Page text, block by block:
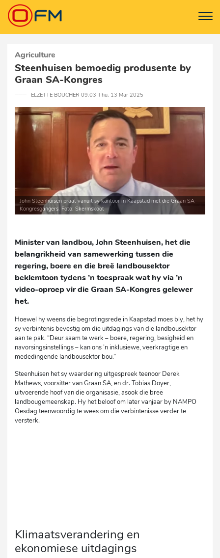
Agriculture
Steenhuisen bemoedig produsente by
Graan SA-Kongres
─── ELZETTE BOUCHER 09:03 Thu, 13 Mar 2025
John Steenhuisen praat vanuit sy kantoor in Kaapstad met die Graan SA-
Kongresgangers. Foto: Skermskoot
Minister van landbou, John Steenhuisen, het die
belangrikheid van samewerking tussen die
regering, boere en die breë landbousektor
beklemtoon tydens ’n toespraak wat hy via ’n
video-oproep vir die Graan SA-Kongres gelewer
het.
Hoewel hy weens die begrotingsrede in Kaapstad moes bly, het hy
sy verbintenis bevestig om die uitdagings van die landbousektor
aan te pak. “Deur saam te werk – boere, regering, besigheid en
navorsingsinstellings – kan ons ’n inklusiewe, veerkragtige en
mededingende landbousektor bou.”
Steenhuisen het sy waardering uitgespreek teenoor Derek
Mathews, voorsitter van Graan SA, en dr. Tobias Doyer,
uitvoerende hoof van die organisasie, asook die breë
landbougemeenskap. Hy het beloof om later vanjaar by NAMPO
Oesdag teenwoordig te wees om die verbintenisse verder te
versterk.
Klimaatsverandering en
ekonomiese uitdagings